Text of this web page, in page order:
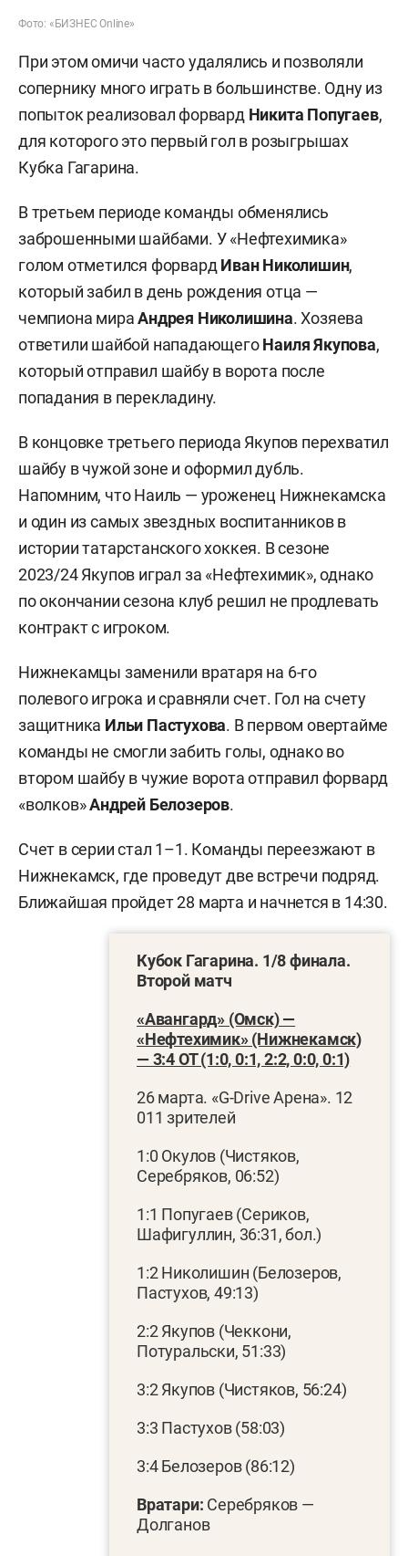
Фото: «БИЗНЕС Online»
При этом омичи часто удалялись и позволяли
сопернику много играть в большинстве. Одну из
попыток реализовал форвард Никита Попугаев,
для которого это первый гол в розыгрышах
Кубка Гагарина.
В третьем периоде команды обменялись
заброшенными шайбами. У «Нефтехимика»
голом отметился форвард Иван Николишин,
который забил в день рождения отца —
чемпиона мираАндрея Николишина. Хозяева
ответили шайбой нападающегоНаиля Якупова,
который отправил шайбу в ворота после
попадания в перекладину.
В концовке третьего периода Якупов перехватил
шайбу в чужой зоне и оформил дубль.
Напомним, что Наиль — уроженец Нижнекамска
и один из самых звездных воспитанников в
истории татарстанского хоккея. В сезоне
2023/24 Якупов играл за «Нефтехимик», однако
по окончании сезона клуб решил не продлевать
контракт с игроком.
Нижнекамцы заменили вратаря на 6-го
полевого игрока и сравняли счет. Гол на счету
защитника Ильи Пастухова. В первом овертайме
команды не смогли забить голы, однако во
втором шайбу в чужие ворота отправил форвард
«волков»Андрей Белозеров.
Счет в серии стал 1–1. Команды переезжают в
Нижнекамск, где проведут две встречи подряд.
Ближайшая пройдет 28 марта и начнется в 14:30.
Кубок Гагарина. 1/8 финала.
Второй матч
«Авангард» (Омск) —
«Нефтехимик» (Нижнекамск)
— 3:4 ОТ (1:0, 0:1, 2:2, 0:0, 0:1)
26 марта. «G-Drive Арена». 12
011 зрителей
1:0 Окулов (Чистяков,
Серебряков, 06:52)
1:1 Попугаев (Сериков,
Шафигуллин, 36:31, бол.)
1:2 Николишин (Белозеров,
Пастухов, 49:13)
2:2 Якупов (Чеккони,
Потуральски, 51:33)
3:2 Якупов (Чистяков, 56:24)
3:3 Пастухов (58:03)
3:4 Белозеров (86:12)
Вратари: Серебряков —
Долганов